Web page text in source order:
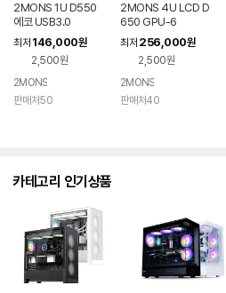
2MONS 1U D550
에코 USB3.0
최저 146,000원
2,500원
2MONS
판매처50
2MONS 4U LCD D
650 GPU-6
최저 256,000원
2,500원
2MONS
판매처40
카테고리 인기상품